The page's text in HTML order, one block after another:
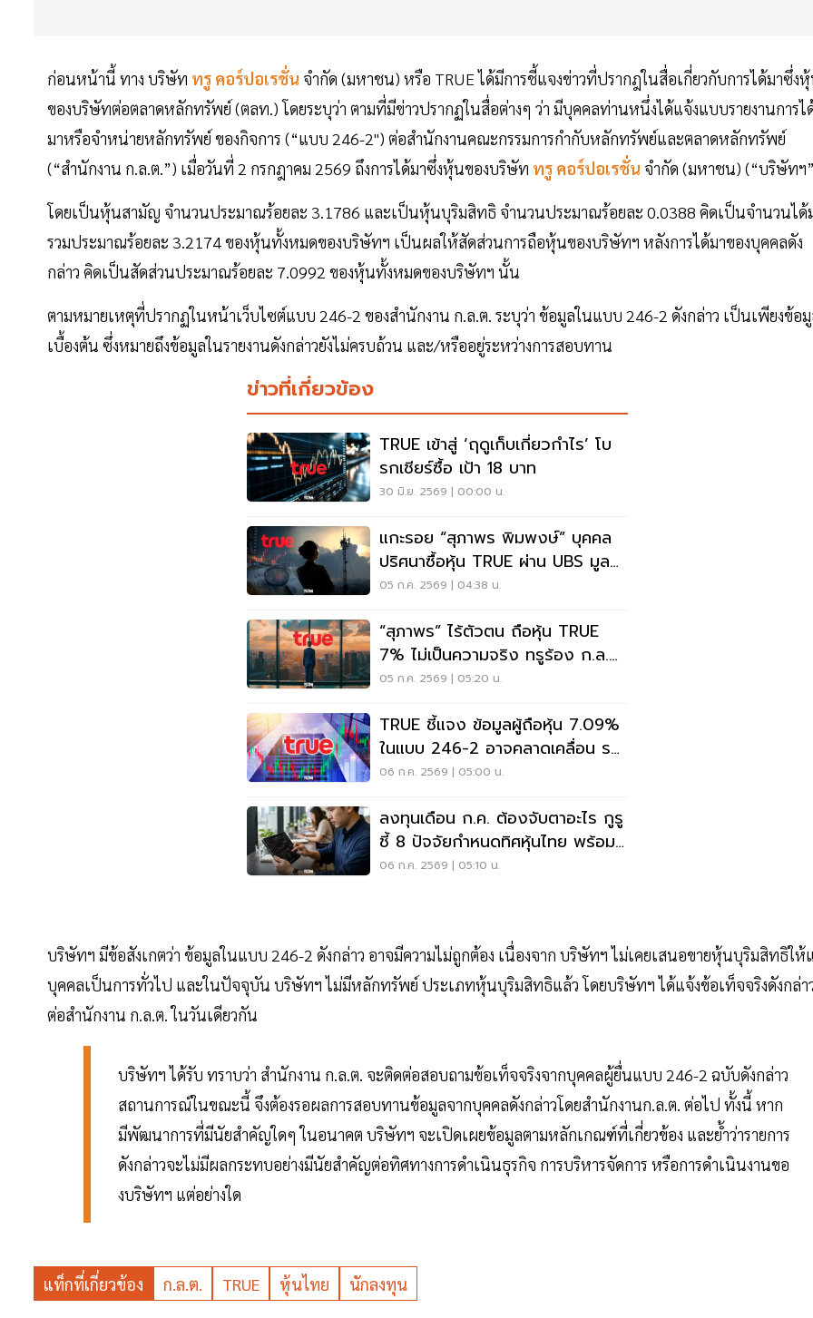
ก่อนหน้านี้ ทาง บริษัท ทรู คอร์ปอเรชั่น จำกัด (มหาชน) หรือ TRUE ได้มีการชี้แจงข่าวที่ปรากฎในสื่อเกี่ยวกับการได้มาซึ่ง
ของบริษัทต่อตลาดหลักทรัพย์ (ตลท.) โดยระบุว่า ตามที่มีข่าวปรากฏในสื่อต่างๆ ว่า มีบุคคลท่านหนึ่งได้แจ้งแบบรายงานการไ
มาหรือจำหน่ายหลักทรัพย์ ของกิจการ (“แบบ 246-2") ต่อสำนักงานคณะกรรมการกำกับหลักทรัพย์และตลาดหลักทรัพย์
(“สำนักงาน ก.ล.ต.”) เมื่อวันที่ 2 กรกฎาคม 2569 ถึงการได้มาซึ่งหุ้นของบริษัท ทรู คอร์ปอเรชั่น จำกัด (มหาชน) (“บริษัทฯ
โดยเป็นหุ้นสามัญ จำนวนประมาณร้อยละ 3.1786 และเป็นหุ้นบุริมสิทธิ จำนวนประมาณร้อยละ 0.0388 คิดเป็นจำนวนได้
รวมประมาณร้อยละ 3.2174 ของหุ้นทั้งหมดของบริษัทฯ เป็นผลให้สัดส่วนการถือหุ้นของบริษัทฯ หลังการได้มาของบุคคลดัง
กล่าว คิดเป็นสัดส่วนประมาณร้อยละ 7.0992 ของหุ้นทั้งหมดของบริษัทฯ นั้น
ตามหมายเหตุที่ปรากฏในหน้าเว็บไซต์แบบ 246-2 ของสำนักงาน ก.ล.ต. ระบุว่า ข้อมูลในแบบ 246-2 ดังกล่าว เป็นเพียงข้อ
เบื้องต้น ซึ่งหมายถึงข้อมูลในรายงานดังกล่าวยังไม่ครบถ้วน และ/หรืออยู่ระหว่างการสอบทาน
ข่าวที่เกี่ยวข้อง
TRUE เข้าสู่ ‘ฤดูเก็บเกี่ยวกำไร’ โบ
รกเชียร์ซื้อ เป้า 18 บาท
30 มิ.ย. 2569 | 00:00 น.
แกะรอย “สุภาพร พิมพงษ์” บุคคล
ปริศนาซื้อหุ้น TRUE ผ่าน UBS มูลค่า
1.6 หมื่นล้าน
05 ก.ค. 2569 | 04:38 น.
“สุภาพร” ไร้ตัวตน ถือหุ้น TRUE
7% ไม่เป็นความจริง ทรูร้อง ก.ล.ต.
ตรวจสอบ
05 ก.ค. 2569 | 05:20 น.
TRUE ชี้แจง ข้อมูลผู้ถือหุ้น 7.09%
ในแบบ 246-2 อาจคลาดเคลื่อน รอ
ก.ล.ต. สอบทาน
06 ก.ค. 2569 | 05:00 น.
ลงทุนเดือน ก.ค. ต้องจับตาอะไร กูรู
ชี้ 8 ปัจจัยกำหนดทิศหุ้นไทย พร้อม
เปิดโผ 5 หุ้นเด่น
06 ก.ค. 2569 | 05:10 น.
บริษัทฯ มีข้อสังเกตว่า ข้อมูลในแบบ 246-2 ดังกล่าว อาจมีความไม่ถูกต้อง เนื่องจาก บริษัทฯ ไม่เคยเสนอขายหุ้นบุริมสิทธิให้
บุคคลเป็นการทั่วไป และในปัจจุบัน บริษัทฯ ไม่มีหลักทรัพย์ ประเภทหุ้นบุริมสิทธิแล้ว โดยบริษัทฯ ได้แจ้งข้อเท็จจริงดังกล่า
ต่อสำนักงาน ก.ล.ต. ในวันเดียวกัน
บริษัทฯ ได้รับ ทราบว่า สำนักงาน ก.ล.ต. จะติดต่อสอบถามข้อเท็จจริงจากบุคคลผู้ยื่นแบบ 246-2 ฉบับดังกล่าว
สถานการณ์ในขณะนี้ จึงต้องรอผลการสอบทานข้อมูลจากบุคคลดังกล่าวโดยสำนักงานก.ล.ต. ต่อไป ทั้งนี้ หาก
มีพัฒนาการที่มีนัยสำคัญใดๆ ในอนาคต บริษัทฯ จะเปิดเผยข้อมูลตามหลักเกณฑ์ที่เกี่ยวข้อง และย้ำว่ารายการ
ดังกล่าวจะไม่มีผลกระทบอย่างมีนัยสำคัญต่อทิศทางการดำเนินธุรกิจ การบริหารจัดการ หรือการดำเนินงานขอ
งบริษัทฯ แต่อย่างใด
แท็กที่เกี่ยวข้อง ก.ล.ต. TRUE หุ้นไทย นักลงทุน